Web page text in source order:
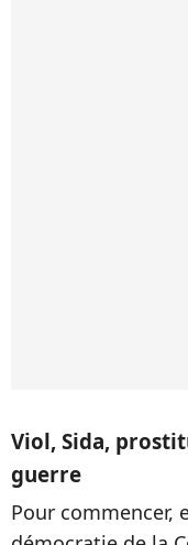
Viol, Sida,
guerre
Pour commencer,